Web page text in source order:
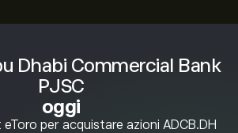
Dhabi Commercial Bank
PJSC
oggi
per acquistare azioni ADCB.DH